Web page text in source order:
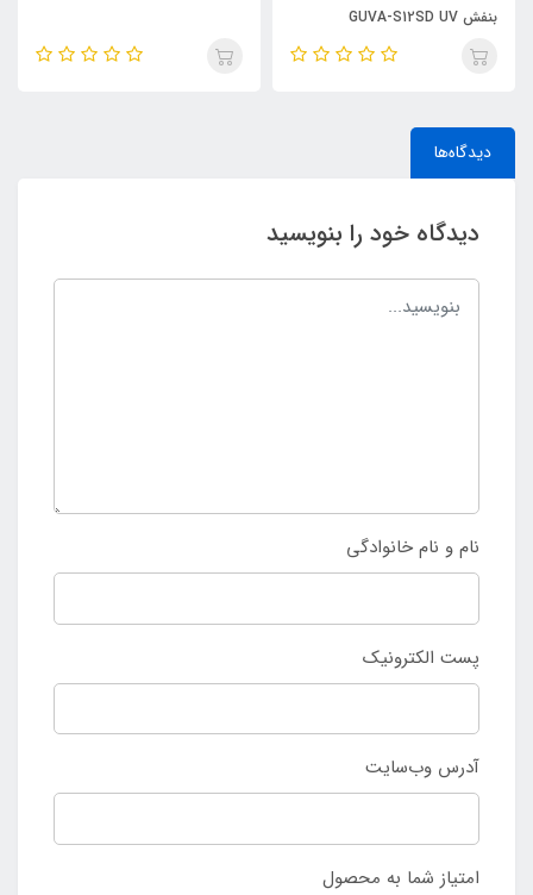
بنفش GUVA-S12SD UV
دیدگاه‌ها
دیدگاه خود را بنویسید
نام و نام خانوادگی
پست الکترونیک
آدرس وب‌سایت
امتیاز شما به محصول